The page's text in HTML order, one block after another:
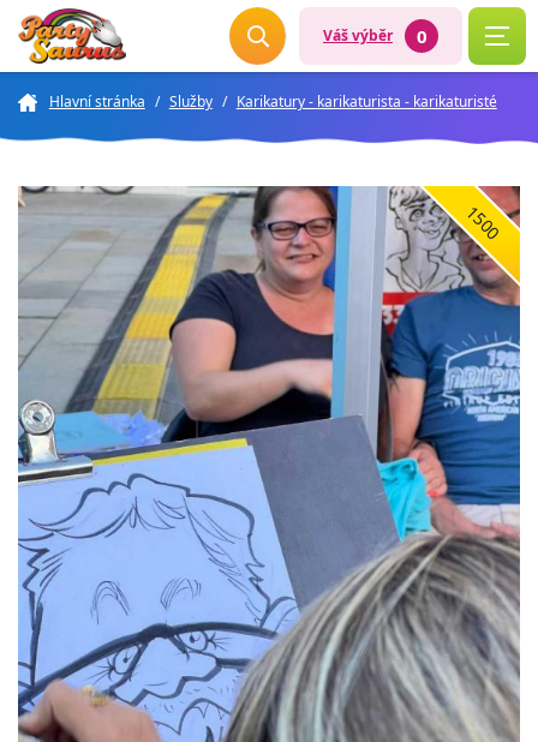
Váš výběr 0
Hlavní stránka / Služby / Karikatury - karikaturista - karikaturisté
1500